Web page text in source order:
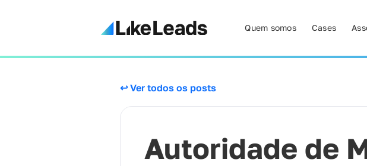
Quem somos Cases
↩ Ver todos os posts
Autoridade de